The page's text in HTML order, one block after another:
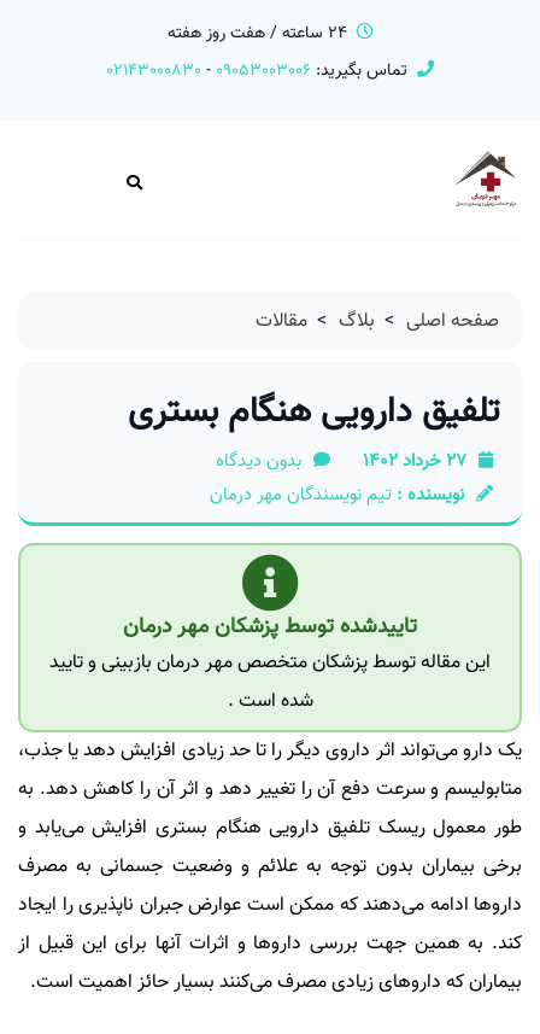
24 ساعته / هفت روز هفته
تماس بگیرید: 09053003006
-
02143000830
صفحه اصلی > بلاگ > مقالات
تلفیق دارویی هنگام بستری
27 خرداد 1402
بدون دیدگاه
نویسنده : تیم نویسندگان مهر درمان
تاییدشده توسط پزشکان مهر درمان
این مقاله توسط پزشکان متخصص مهر درمان بازبینی و تایید
شده است .
یک دارو می‌تواند اثر داروی دیگر را تا حد زیادی افزایش دهد یا جذب،
متابولیسم و سرعت دفع آن را تغییر دهد و اثر آن را کاهش دهد. به
طور معمول ریسک تلفیق دارویی هنگام بستری افزایش می‌یابد و
برخی بیماران بدون توجه به علائم و وضعیت جسمانی به مصرف
داروها ادامه می‌دهند که ممکن است عوارض جبران ناپذیری را ایجاد
کند. به همین جهت بررسی داروها و اثرات آنها برای این قبیل از
بیماران که داروهای زیادی مصرف می‌کنند بسیار حائز اهمیت است.